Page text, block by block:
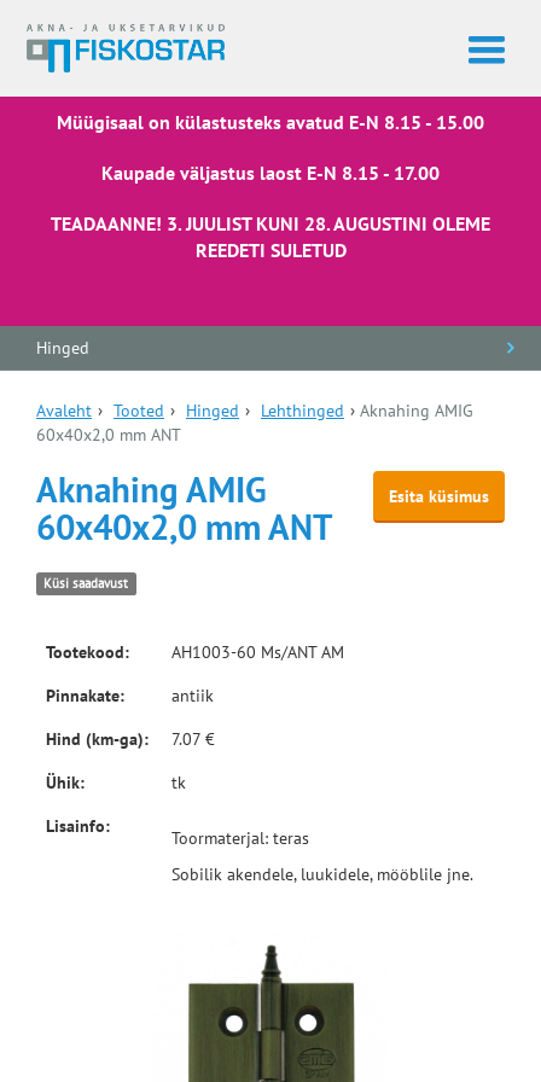
Müügisaal on külastusteks avatud E-N 8.15 - 15.00
Kaupade väljastus laost E-N 8.15 - 17.00
TEADAANNE! 3. JUULIST KUNI 28. AUGUSTINI OLEME
REEDETI SULETUD
Hinged
Avaleht › Tooted › Hinged › Lehthinged › Aknahing AMIG
60x40x2,0 mm ANT
Esita küsimus
Aknahing AMIG
60x40x2,0 mm ANT
Küsi saadavust
Tootekood:
AH1003-60 Ms/ANT AM
Pinnakate:
antiik
Hind (km-ga):
7.07 €
Ühik:
tk
Lisainfo:
Toormaterjal: teras
Sobilik akendele, luukidele, mööblile jne.